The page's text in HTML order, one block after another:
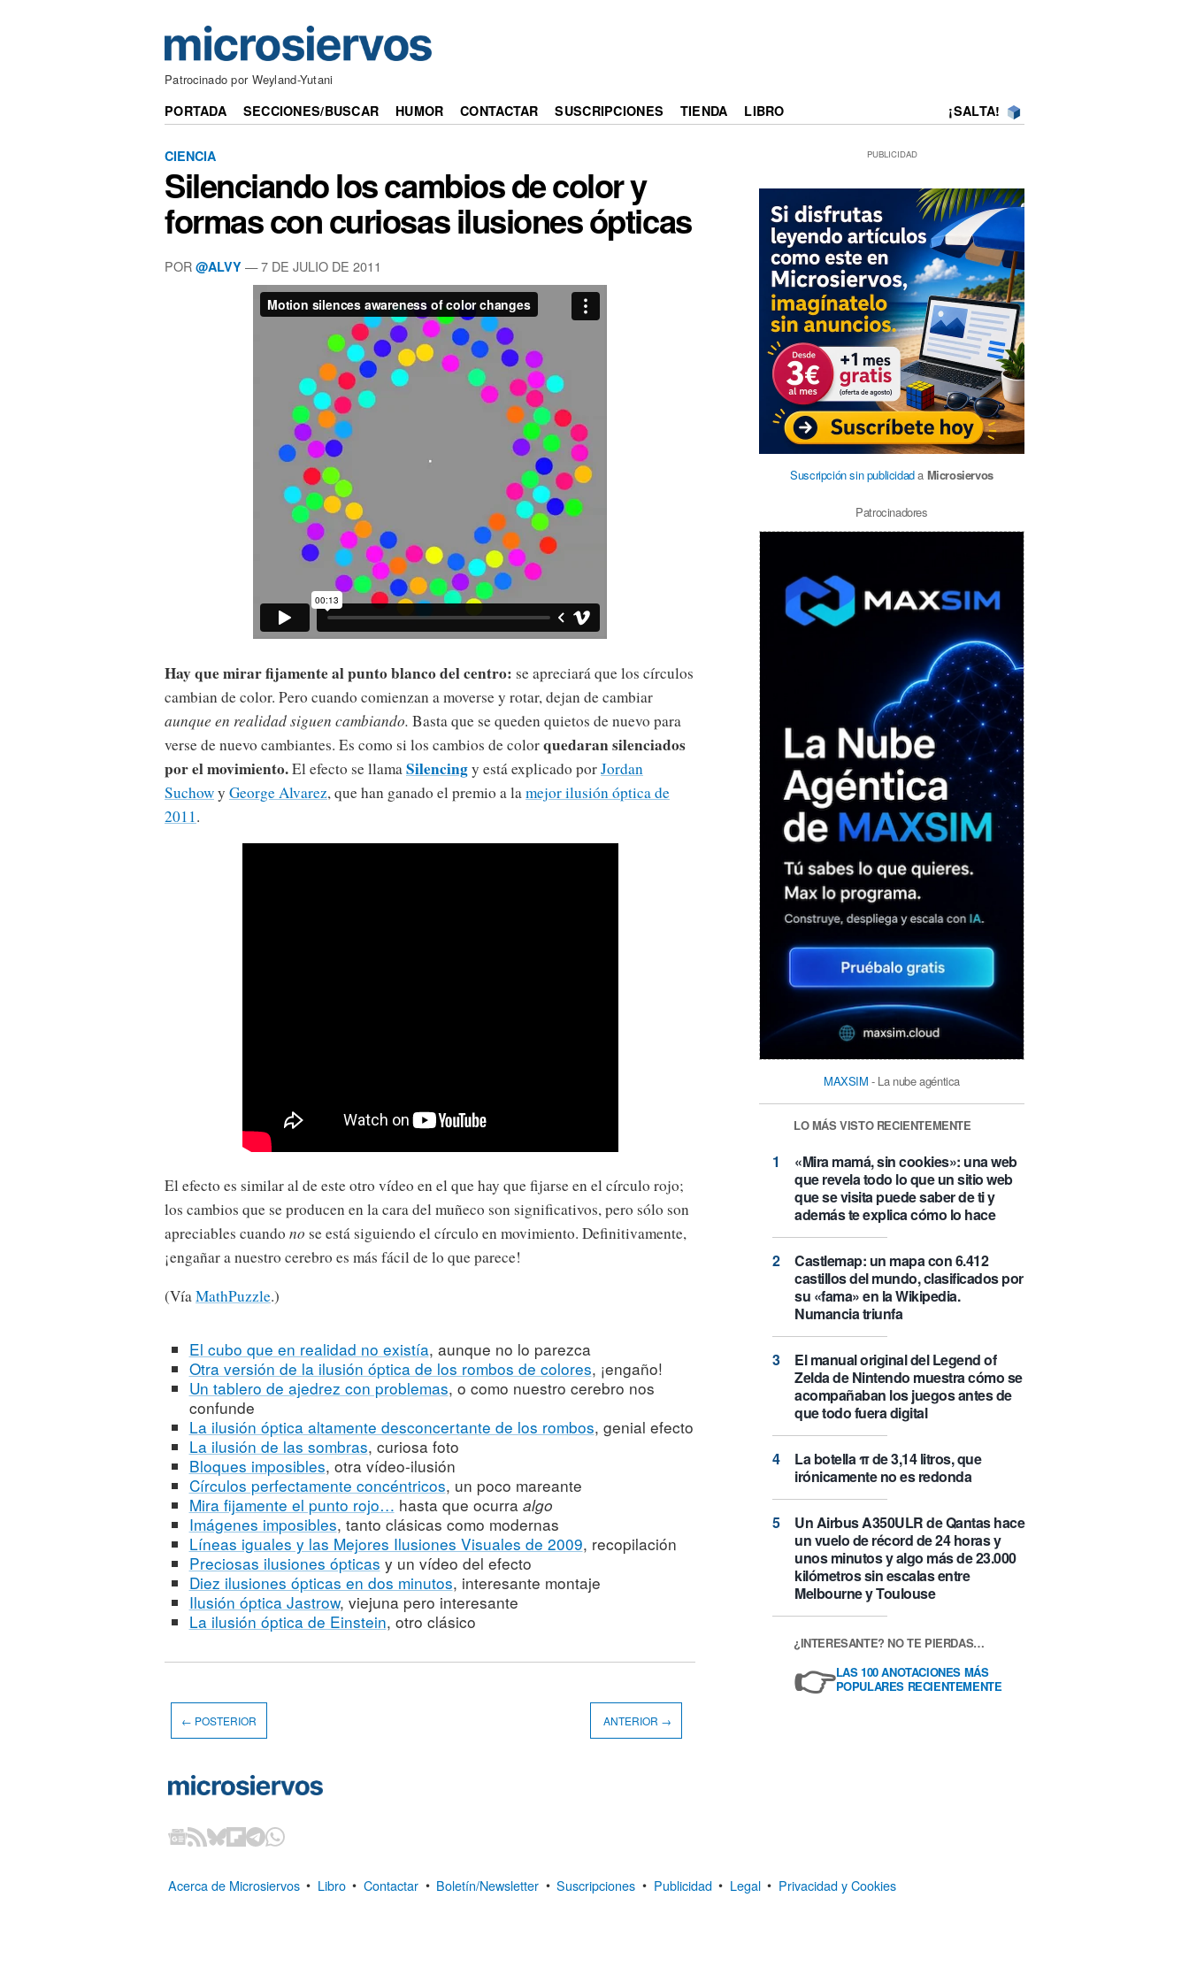
Patrocinado por Weyland-Yutani
PORTADA SECCIONES/BUSCAR HUMOR CONTACTAR SUSCRIPCIONES TIENDA LIBRO ¡SALTA!
CIENCIA
Silenciando los cambios de color y
formas con curiosas ilusiones ópticas
POR @ALVY — 7 DE JULIO DE 2011
Hay que mirar fijamente al punto blanco del centro: se apreciará que los círculos
cambian de color. Pero cuando comienzan a moverse y rotar, dejan de cambiar
aunque en realidad siguen cambiando. Basta que se queden quietos de nuevo para
verse de nuevo cambiantes. Es como si los cambios de colorquedaran silenciados
por el movimiento.El efecto se llama Silencingy está explicado porJordan
Suchowy George Alvarez, que han ganado el premio a la mejor ilusión óptica de
2011.
El efecto es similar al de este otro vídeo en el que hay que fijarse en el círculo rojo;
los cambios que se producen en la cara del muñeco son significativos, pero sólo son
apreciables cuando no se está siguiendo el círculo en movimiento. Definitivamente,
¡engañar a nuestro cerebro es más fácil de lo que parece!
(VíaMathPuzzle.)
El cubo que en realidad no existía, aunque no lo parezca
Otra versión de la ilusión óptica de los rombos de colores, ¡engaño!
Un tablero de ajedrez con problemas, o como nuestro cerebro nos
confunde
La ilusión óptica altamente desconcertante de los rombos, genial efecto
La ilusión de las sombras, curiosa foto
Bloques imposibles, otra vídeo-ilusión
Círculos perfectamente concéntricos, un poco mareante
Mira fijamente el punto rojo… hasta que ocurra algo
Imágenes imposibles, tanto clásicas como modernas
Líneas iguales y las Mejores Ilusiones Visuales de 2009, recopilación
Preciosas ilusiones ópticas y un vídeo del efecto
Diez ilusiones ópticas en dos minutos, interesante montaje
Ilusión óptica Jastrow, viejuna pero interesante
La ilusión óptica de Einstein, otro clásico
PUBLICIDAD
Suscripción sin publicidada Microsiervos
Patrocinadores
MAXSIM - La nube agéntica
LO MÁS VISTO RECIENTEMENTE
«Mira mamá, sin cookies»: una web
que revela todo lo que un sitio web
que se visita puede saber de ti y
además te explica cómo lo hace
Castlemap: un mapa con 6.412
castillos del mundo, clasificados por
su «fama» en la Wikipedia.
Numancia triunfa
El manual original del Legend of
Zelda de Nintendo muestra cómo se
acompañaban los juegos antes de
que todo fuera digital
La botella π de 3,14 litros, que
irónicamente no es redonda
Un Airbus A350ULR de Qantas hace
un vuelo de récord de 24 horas y
unos minutos y algo más de 23.000
kilómetros sin escalas entre
Melbourne y Toulouse
¿INTERESANTE? NO TE PIERDAS…
👉LAS 100 ANOTACIONES MÁS
POPULARES RECIENTEMENTE
← POSTERIOR ANTERIOR →
Acerca de Microsiervos • Libro • Contactar • Boletín/Newsletter • Suscripciones • Publicidad • Legal • Privacidad y Cookies